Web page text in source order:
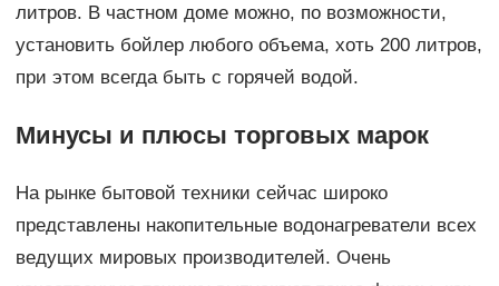
литров. В частном доме можно, по возможности,
установить бойлер любого объема, хоть 200 литров,
при этом всегда быть с горячей водой.
Минусы и плюсы торговых марок
На рынке бытовой техники сейчас широко
представлены накопительные водонагреватели всех
ведущих мировых производителей. Очень